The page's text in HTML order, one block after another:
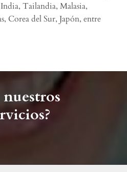
Tailandia, Malasia,
Corea del Sur, Japón, entre
nuestros